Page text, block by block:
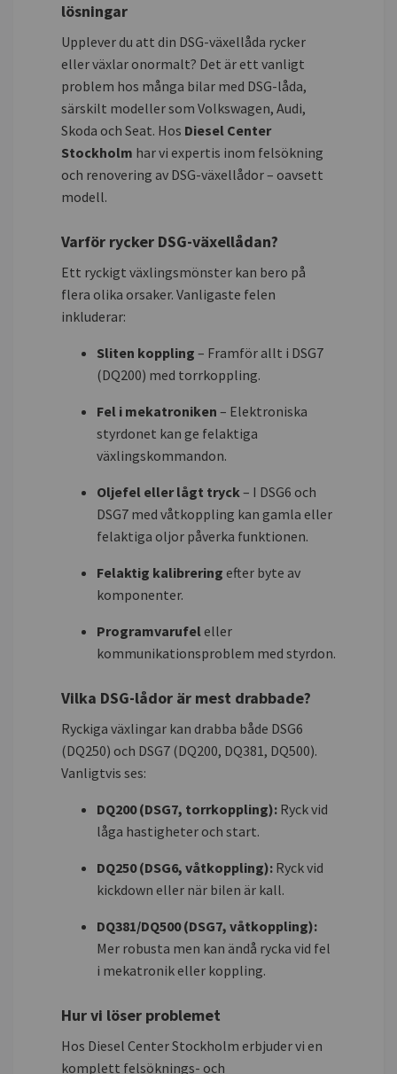
lösningar
Upplever du att din DSG-växellåda rycker
eller växlar onormalt? Det är ett vanligt
problem hos många bilar med DSG-låda,
särskilt modeller som Volkswagen, Audi,
Skoda och Seat. Hos Diesel Center
Stockholm har vi expertis inom felsökning
och renovering av DSG-växellådor – oavsett
modell.
Varför rycker DSG-växellådan?
Ett ryckigt växlingsmönster kan bero på
flera olika orsaker. Vanligaste felen
inkluderar:
Sliten koppling – Framför allt i DSG7
(DQ200) med torrkoppling.
Fel i mekatroniken – Elektroniska
styrdonet kan ge felaktiga
växlingskommandon.
Oljefel eller lågt tryck– I DSG6 och
DSG7 med våtkoppling kan gamla eller
felaktiga oljor påverka funktionen.
Felaktig kalibrering efter byte av
komponenter.
Programvarufeleller
kommunikationsproblem med styrdon.
Vilka DSG-lådor är mest drabbade?
Ryckiga växlingar kan drabba både DSG6
(DQ250) och DSG7 (DQ200, DQ381, DQ500).
Vanligtvis ses:
DQ200 (DSG7, torrkoppling): Ryck vid
låga hastigheter och start.
DQ250 (DSG6, våtkoppling): Ryck vid
kickdown eller när bilen är kall.
DQ381/DQ500 (DSG7, våtkoppling):
Mer robusta men kan ändå rycka vid fel
i mekatronik eller koppling.
Hur vi löser problemet
Hos Diesel Center Stockholm erbjuder vi en
komplett felsöknings- och